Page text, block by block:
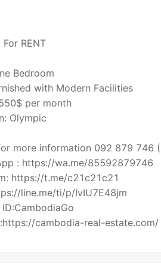
RENT
Bedroom
with Modern Facilities
per month
Olympic
more information 092 879 746
: https://wa.me/85592879746
https://t.me/c21c21c21
line.me/ti/p/IvIU7E48jm
cambodia-real-estate.com/